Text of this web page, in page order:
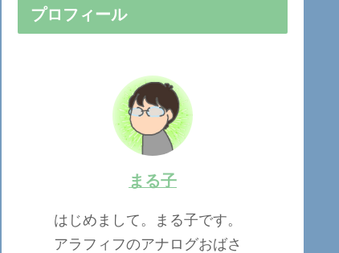
プロフィール
まる子
はじめまして。まる子です。
アラフィフのアナログおばさ